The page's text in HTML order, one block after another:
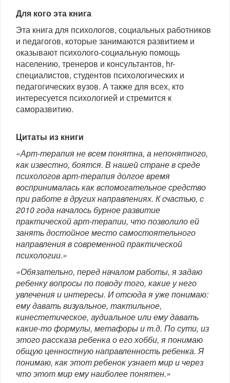
Для кого эта книга
Эта книга для психологов, социальных работников
и педагогов, которые занимаются развитием и
оказывают психолого-социальную помощь
населению, тренеров и консультантов, hr-
специалистов, студентов психологических и
педагогических вузов. А также для всех, кто
интересуется психологией и стремится к
саморазвитию.
Цитаты из книги
«Арт-терапия не всем понятна, а непонятного,
как известно, боятся. В нашей стране в среде
психологов арт-терапия долгое время
воспринималась как вспомогательное средство
при работе в других направлениях. К счастью, с
2010 года началось бурное развитие
практической арт-терапии, что позволило ей
занять достойное место самостоятельного
направления в современной практической
психологии.»
«Обязательно, перед началом работы, я задаю
ребенку вопросы по поводу того, какие у него
увлечения и интересы. И отсюда я уже понимаю:
ему давать визуальное, тактильное,
кинестетическое, аудиальное или ему давать
какие-то формулы, метафоры и т.д. По сути, из
этого рассказа ребенка о его хобби, я понимаю
общую ценностную направленность ребенка. Я
понимаю, как этот ребенок узнает мир и через
что этот мир ему наиболее понятен.»